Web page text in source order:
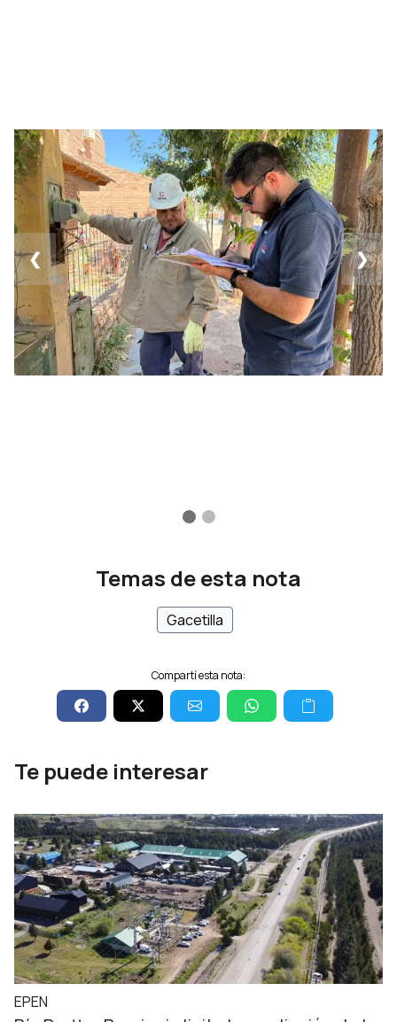
❮ ❯
Temas de esta nota
Gacetilla
Compartí esta nota:
Te puede interesar
EPEN